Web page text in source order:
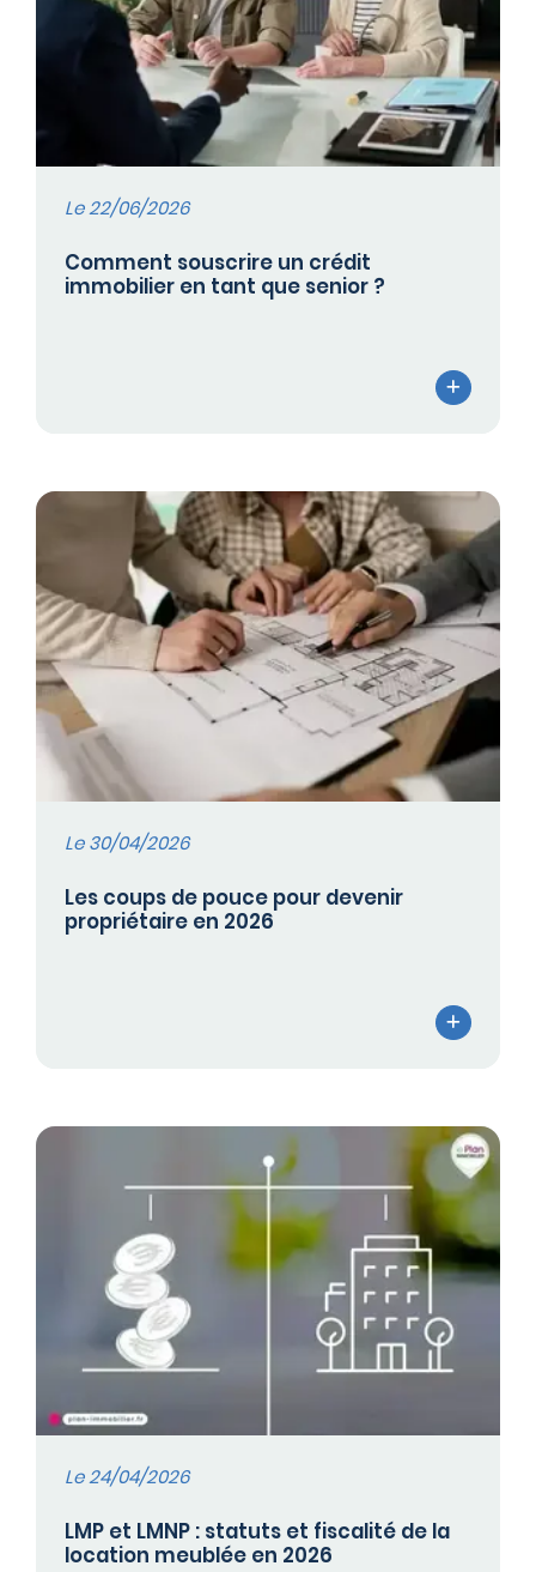
Le 22/06/2026
Comment souscrire un crédit
immobilier en tant que senior ?
Le 30/04/2026
Les coups de pouce pour devenir
propriétaire en 2026
Le 24/04/2026
LMP et LMNP : statuts et fiscalité de la
location meublée en 2026